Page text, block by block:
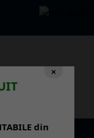
×
din